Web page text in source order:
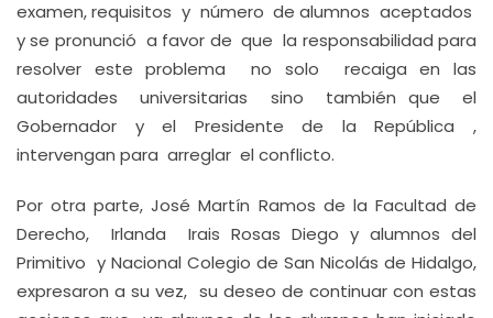
examen, requisitos y número de alumnos aceptados
y se pronunció a favor de que la responsabilidad para
resolver este problema no solo recaiga en las
autoridades universitarias sino también que el
Gobernador y el Presidente de la República ,
intervengan para arreglar el conflicto.
Por otra parte, José Martín Ramos de la Facultad de
Derecho, Irlanda Irais Rosas Diego y alumnos del
Primitivo y Nacional Colegio de San Nicolás de Hidalgo,
expresaron a su vez, su deseo de continuar con estas